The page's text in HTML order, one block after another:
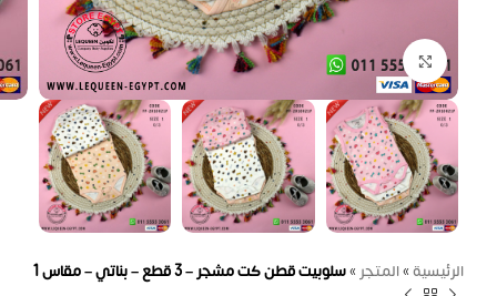
اضغط للتكبير
الرئيسية»المتجر »سلوبيت قطن كت مشجر – 3 قطع – بناتي – مقاس 1